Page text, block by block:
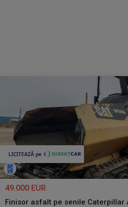
49.000 EUR
Finisor asfalt pe senile Caterpillar